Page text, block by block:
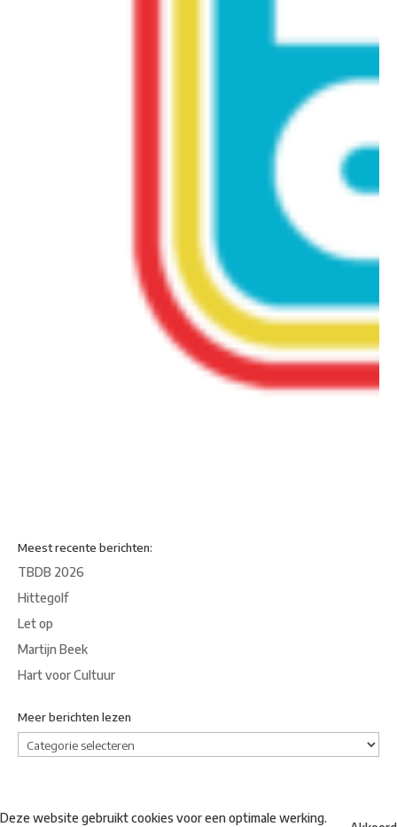
Meest recente berichten:
TBDB 2026
Hittegolf
Let op
Martijn Beek
Hart voor Cultuur
Meer berichten lezen
Meer
berichten
Deze website gebruikt cookies voor een optimale werking.